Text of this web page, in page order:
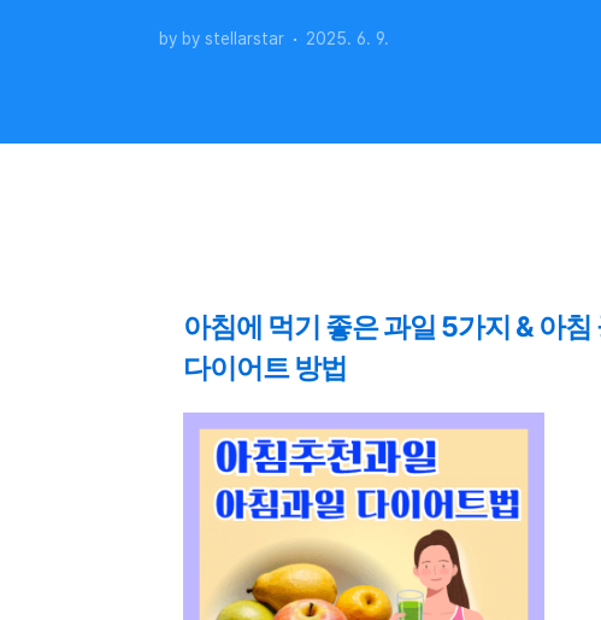
by by stellarstar 2025. 6. 9.
아침에 먹기 좋은 과일 5가지 & 아
다이어트 방법